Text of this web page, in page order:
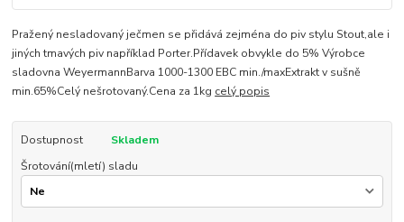
Pražený nesladovaný ječmen se přidává zejména do piv stylu Stout,ale i
jiných tmavých piv například Porter.Přídavek obvykle do 5% Výrobce
sladovna WeyermannBarva 1000-1300 EBC min./maxExtrakt v sušně
min.65%Celý nešrotovaný.Cena za 1kg celý popis
Dostupnost
Skladem
Šrotování(mletí) sladu